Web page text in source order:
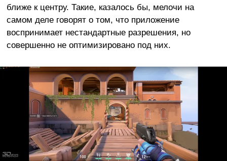
ближе к центру. Такие, казалось бы, мелочи на
самом деле говорят о том, что приложение
воспринимает нестандартные разрешения, но
совершенно не оптимизировано под них.